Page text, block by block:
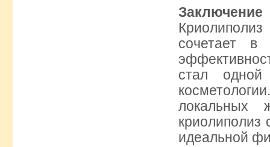
Заключение
сочетает в
стал
локальных
идеальной